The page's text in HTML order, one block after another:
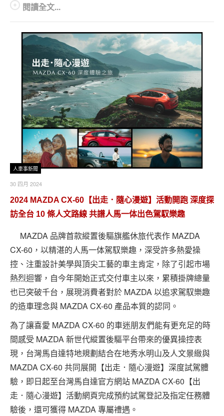
閱讀全文...
人車事新聞
30 四月 2024
2024 MAZDA CX-60【出走．隨心漫遊】活動開跑 深度探
訪全台 10 條人文路線 共譜人馬一体出色駕馭樂趣
MAZDA 品牌首款縱置後驅旗艦休旅代表作 MAZDA
CX-60，以精湛的人馬一体駕馭樂趣，深受許多熱愛操
控、注重設計美學與頂尖工藝的車主肯定，除了引起市場
熱烈迴響，自今年開始正式交付車主以來，累積掛牌總量
也已突破千台，展現消費者對於 MAZDA 以追求駕馭樂趣
的造車理念與 MAZDA CX-60 產品本質的認同。
為了讓喜愛 MAZDA CX-60 的車迷朋友們能有更充足的時
間感受 MAZDA 新世代縱置後驅平台帶來的優異操控表
現，台灣馬自達特地規劃結合在地秀水明山及人文景緻與
MAZDA CX-60 共同展開【出走．隨心漫遊】深度試駕體
驗，即日起至台灣馬自達官方網站 MAZDA CX-60【出
走．隨心漫遊】活動網頁完成預約試駕登記及指定任務體
驗後，還可獲得 MAZDA 專屬禮遇。